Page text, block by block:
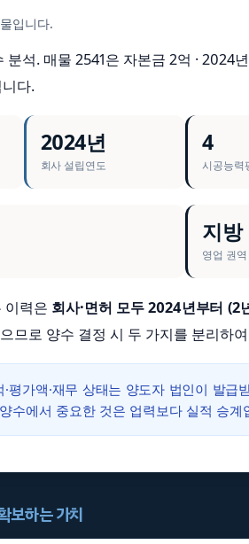
입니다.
석. 매물 2541은 자본금 2억 · 2024
다.
2024년
회사 설립연도
4
시공능력
지방
영업 권역
이력은 회사·면허 모두 2024년부터 (2
므로 양수 결정 시 두 가지를 분리하
평가액·재무 상태는 양도자 법인이 발급
수에서 중요한 것은 업력보다 실적 승계
보하는 가치